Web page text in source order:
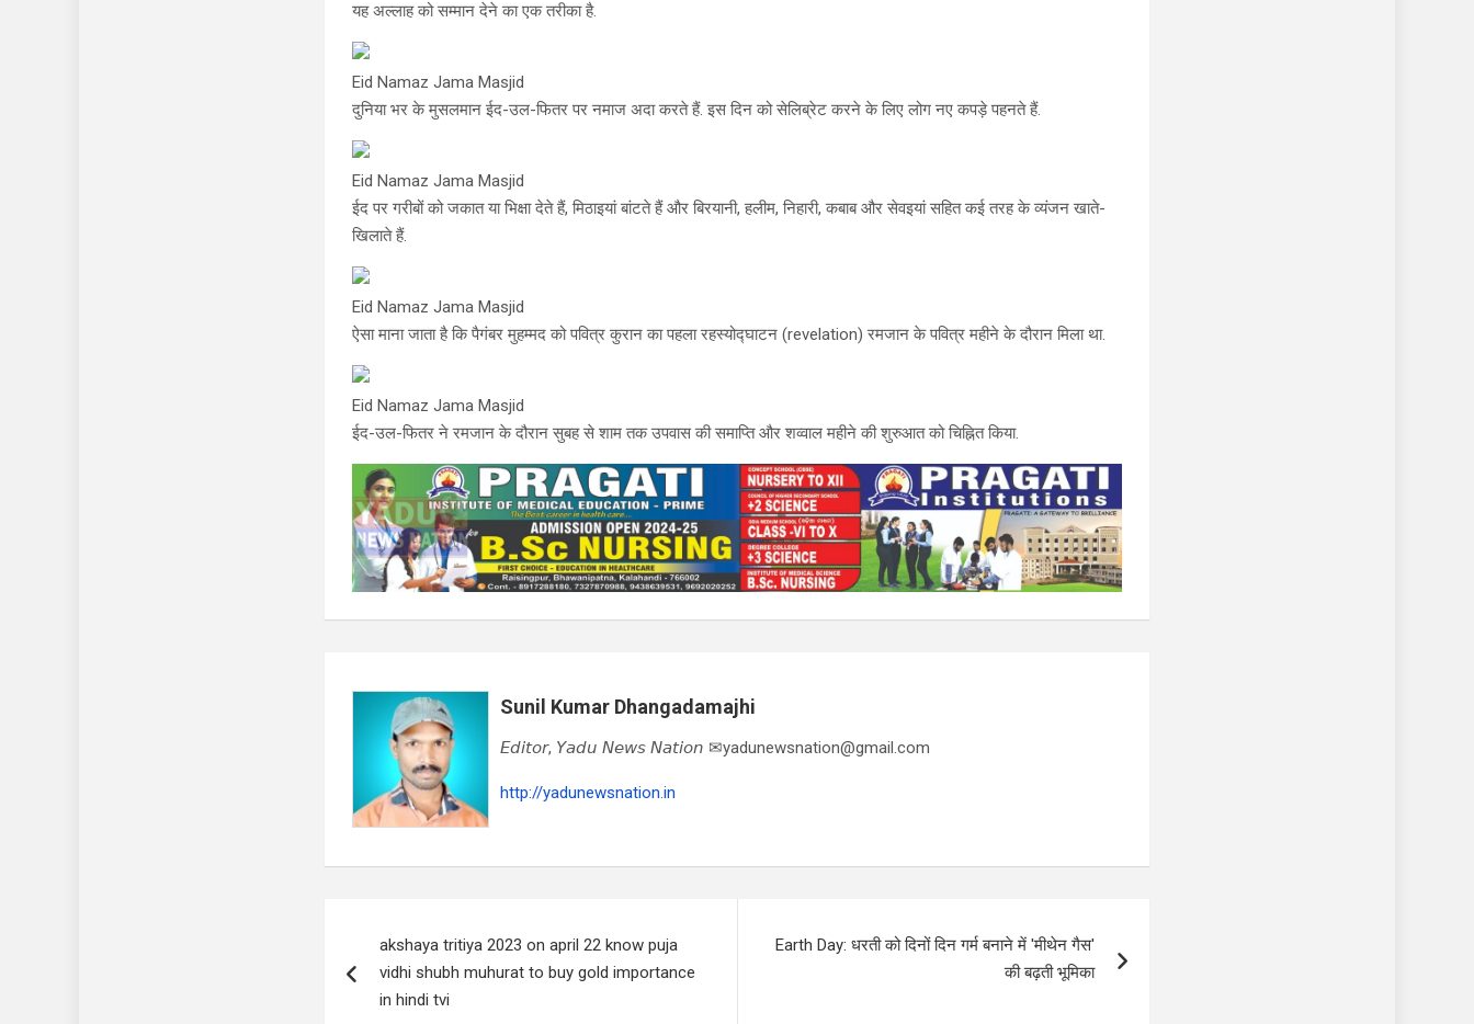
यह अल्लाह को सम्मान देने का एक तरीका है.
Eid Namaz Jama Masjid
दुनिया भर के मुसलमान ईद-उल-फितर पर नमाज अदा करते हैं. इस दिन को सेलिब्रेट करने के लिए लोग नए कपड़े पहनते हैं.
Eid Namaz Jama Masjid
ईद पर गरीबों को जकात या भिक्षा देते हैं, मिठाइयां बांटते हैं और बिरयानी, हलीम, निहारी, कबाब और सेवइयां सहित कई तरह के व्यंजन खाते-
खिलाते हैं.
Eid Namaz Jama Masjid
ऐसा माना जाता है कि पैगंबर मुहम्मद को पवित्र कुरान का पहला रहस्योद्घाटन (revelation) रमजान के पवित्र महीने के दौरान मिला था.
Eid Namaz Jama Masjid
ईद-उल-फितर ने रमजान के दौरान सुबह से शाम तक उपवास की समाप्ति और शव्वाल महीने की शुरुआत को चिह्नित किया.
Sunil Kumar Dhangadamajhi
𝘌𝘥𝘪𝘵𝘰𝘳, 𝘠𝘢𝘥𝘶 𝘕𝘦𝘸𝘴 𝘕𝘢𝘵𝘪𝘰𝘯 ✉yadunewsnation@gmail.com
http://yadunewsnation.in
navigation
akshaya tritiya 2023 on april 22 know puja
vidhi shubh muhurat to buy gold importance
in hindi tvi
Earth Day: धरती को दिनों दिन गर्म बनाने में 'मीथेन गैस'
की बढ़ती भूमिका